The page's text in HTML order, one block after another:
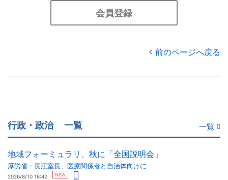
会員登録
前のページへ戻る
行政・政治 一覧 一覧
地域フォーミュラリ、秋に「全国説明会」
厚労省・長江室長、医療関係者と自治体向けに
2026/8/10 16:42 NEW